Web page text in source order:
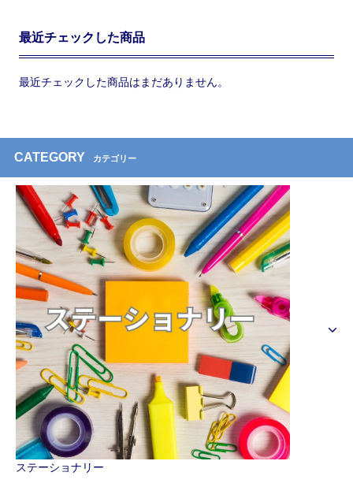
最近チェックした商品
最近チェックした商品はまだありません。
CATEGORY カテゴリー
ステーショナリー